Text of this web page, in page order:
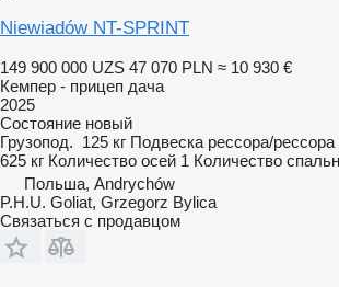
Niewiadów NT-SPRINT
149 900 000 UZS 47 070 PLN ≈ 10 930 €
Кемпер - прицеп дача
2025
Состояние новый
Грузопод. 125 кг Подвеска рессора/рессора
625 кг Количество осей 1 Количество
Польша, Andrychów
P.H.U. Goliat, Grzegorz Bylica
Связаться с продавцом